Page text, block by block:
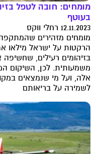
מומחים: חובה לטפל
בעוטף
12.11.2023 רחלי ווקס
הרקטות על ישראל מילאו
בזיהומים רעילים,
משמעותית. לכן, השיקום
אלה, ועל מי שנמצאים
לשמירה על בריאותם